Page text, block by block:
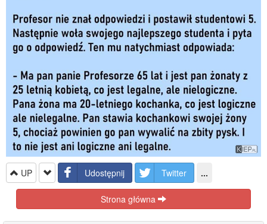
UP Udostępnij Twitter ...
Strona główna